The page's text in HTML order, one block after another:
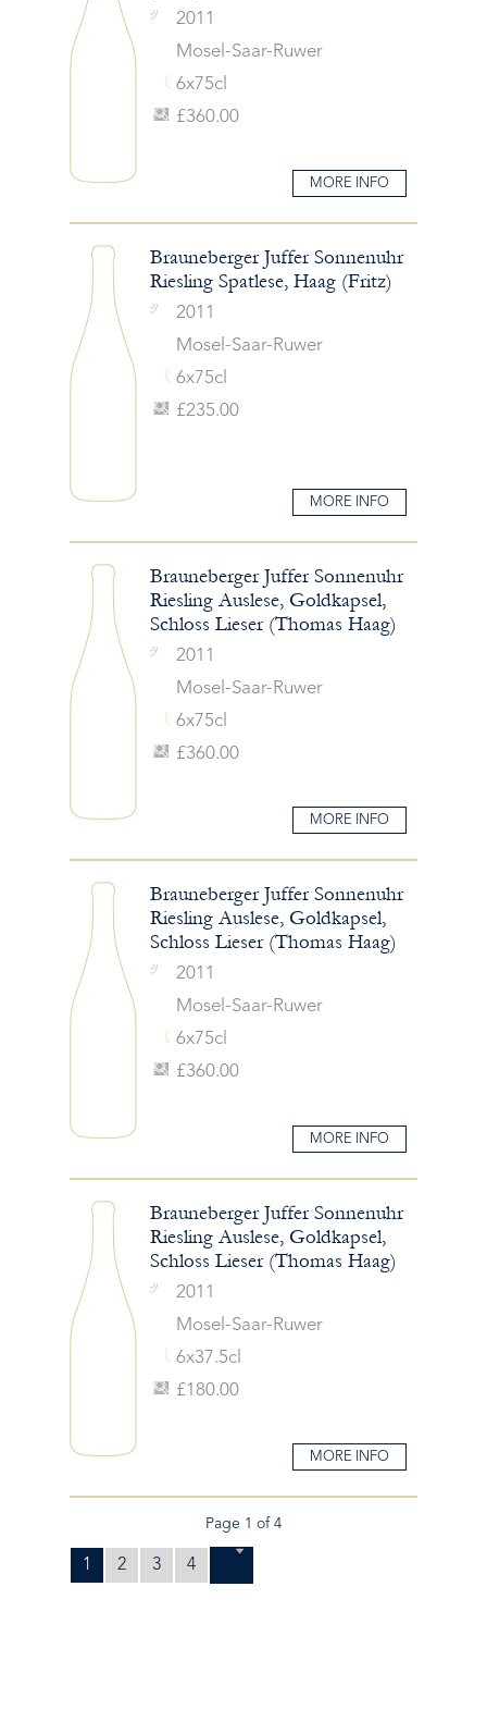
2011
Mosel-Saar-Ruwer
6x75cl
£360.00
MORE INFO
Brauneberger Juffer Sonnenuhr
Riesling Spatlese, Haag (Fritz)
2011
Mosel-Saar-Ruwer
6x75cl
£235.00
MORE INFO
Brauneberger Juffer Sonnenuhr
Riesling Auslese, Goldkapsel,
Schloss Lieser (Thomas Haag)
2011
Mosel-Saar-Ruwer
6x75cl
£360.00
MORE INFO
Brauneberger Juffer Sonnenuhr
Riesling Auslese, Goldkapsel,
Schloss Lieser (Thomas Haag)
2011
Mosel-Saar-Ruwer
6x75cl
£360.00
MORE INFO
Brauneberger Juffer Sonnenuhr
Riesling Auslese, Goldkapsel,
Schloss Lieser (Thomas Haag)
2011
Mosel-Saar-Ruwer
6x37.5cl
£180.00
MORE INFO
Page 1 of 4
1 2 3 4